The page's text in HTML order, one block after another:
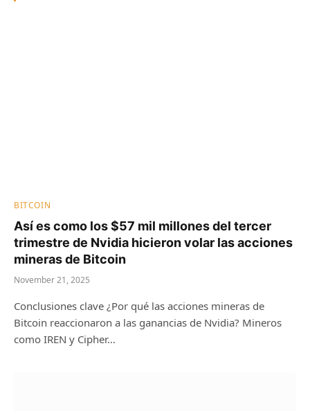
BITCOIN
Así es como los $57 mil millones del tercer
trimestre de Nvidia hicieron volar las acciones
mineras de Bitcoin
November 21, 2025
Conclusiones clave ¿Por qué las acciones mineras de
Bitcoin reaccionaron a las ganancias de Nvidia? Mineros
como IREN y Cipher…